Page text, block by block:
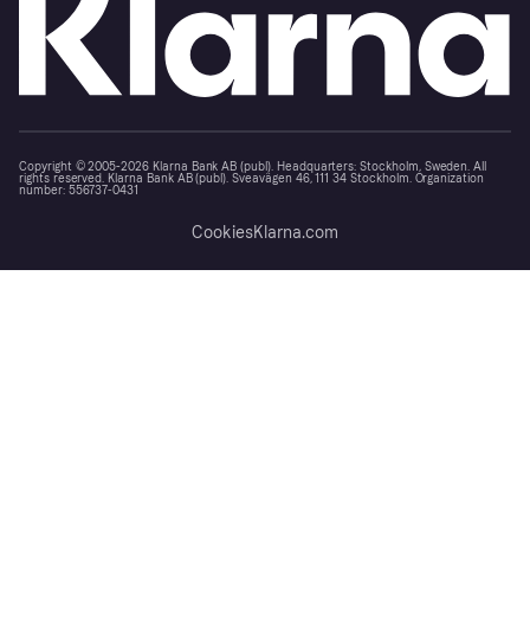
Copyright © 2005-2026 Klarna Bank AB (publ). Headquarters: Stockholm, Sweden. All
rights reserved. Klarna Bank AB (publ). Sveavägen 46, 111 34 Stockholm. Organization
number: 556737-0431
CookiesKlarna.com